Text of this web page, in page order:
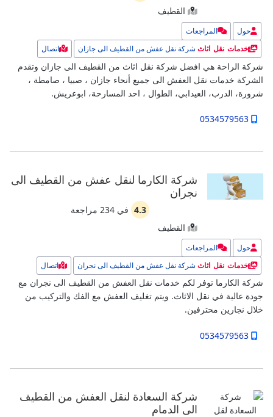
القطيف
حول المراجعات
خدمات نقل اثاث شركة نقل عفش من القطيف الى جازان اتصال
شركة الراحة هي افضل شركة نقل اثاث من القطيف الى جازان وتقدم
الشركة خدمات نقل العفش الى جميع أنحاء جازان ، صبيا ، صامطة ،
شرورة، الدرب، العيدابي، الطوال ، احد المسارحة، ابوعريش.
0534579563
شركة الكارما لنقل عفش من القطيف الى
نجران
4.3 في 234 مراجعة
القطيف
حول المراجعات
خدمات نقل اثاث شركة نقل عفش من القطيف الى نجران اتصال
شركة الكارما توفر لكم خدمات نقل العفش من القطيف الى نجران مع
جودة عالية في نقل الاثاث. ويتم تغليف العفش مع الفك والتركيب من
خلال نجارين محترفين.
0534579563
شركة السعادة لنقل العفش من القطيف
الى الدمام